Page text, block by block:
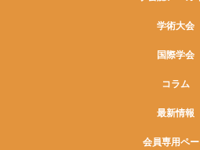
学術大会
国際学会
コラム
最新情報
会員専用ペ